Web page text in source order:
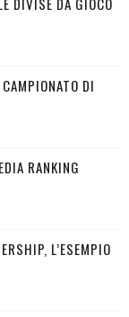
DI
RANKING
L’ESEMPIO